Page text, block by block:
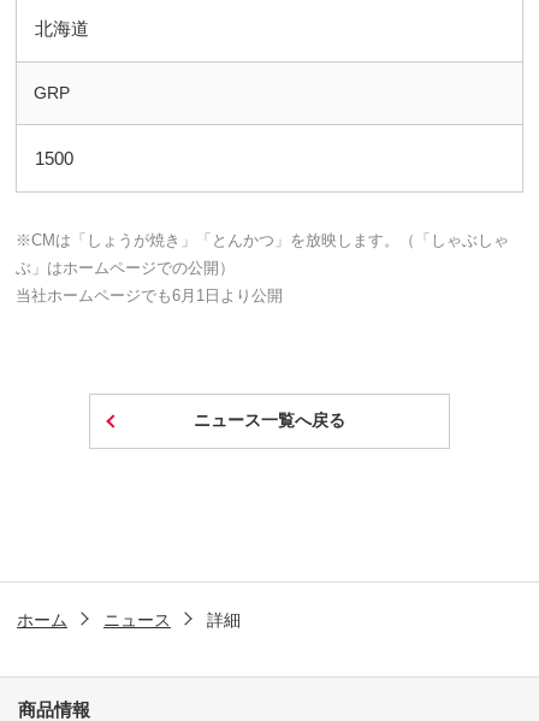
北海道
GRP
1500
※CMは「しょうが焼き」「とんかつ」を放映します。（「しゃぶしゃ
ぶ」はホームページでの公開）
当社ホームページでも6月1日より公開
ニュース一覧へ戻る
ホーム ニュース 詳細
商品情報